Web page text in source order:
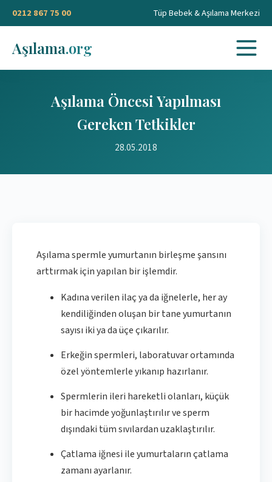
0212 867 75 00 Tüp Bebek & Aşılama Merkezi
Aşılama.org
Aşılama Öncesi Yapılması
Gereken Tetkikler
28.05.2018
Aşılama spermle yumurtanın birleşme şansını
arttırmak için yapılan bir işlemdir.
Kadına verilen ilaç ya da iğnelerle, her ay
kendiliğinden oluşan bir tane yumurtanın
sayısı iki ya da üçe çıkarılır.
Erkeğin spermleri, laboratuvar ortamında
özel yöntemlerle yıkanıp hazırlanır.
Spermlerin ileri hareketli olanları, küçük
bir hacimde yoğunlaştırılır ve sperm
dışındaki tüm sıvılardan uzaklaştırılır.
Çatlama iğnesi ile yumurtaların çatlama
zamanı ayarlanır.